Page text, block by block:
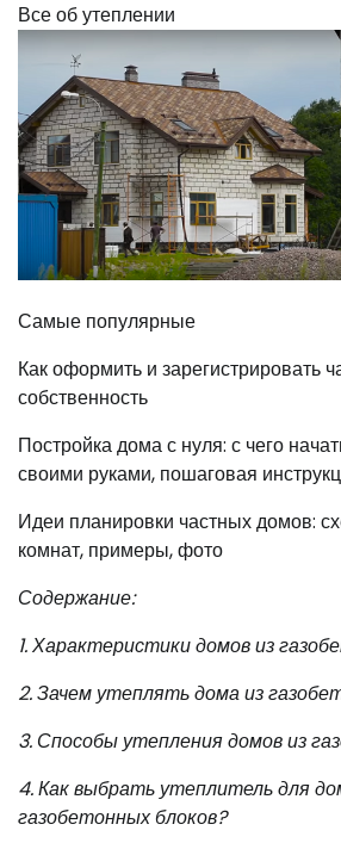
Все об утеплении
Самые популярные
Как оформить и зарегистрировать
собственность
Постройка дома с нуля: с чего
своими руками, пошаговая
Идеи планировки частных домов:
комнат, примеры, фото
Содержание:
1. Характеристики домов из
2. Зачем утеплять дома из
3. Способы утепления домов из
4. Как выбрать утеплитель для
газобетонных блоков?